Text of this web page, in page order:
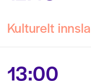
Kulturelt
13:00